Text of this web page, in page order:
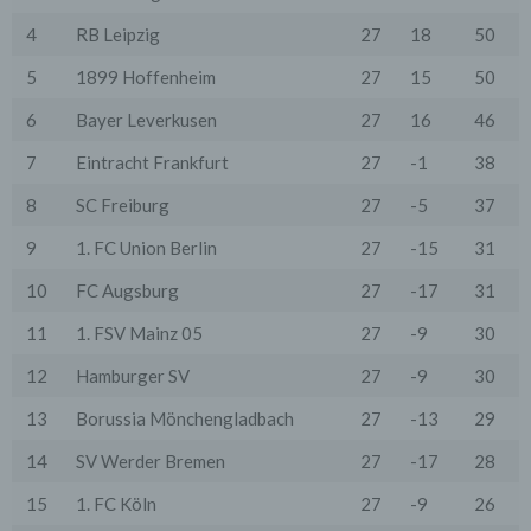
4
RB Leipzig 27 18
50
5
1899 Hoffenheim 27 15
50
6
Bayer Leverkusen 27 16
46
7
Eintracht Frankfurt 27 -1
38
8
SC Freiburg 27 -5
37
9
1. FC Union Berlin 27 -15
31
10
FC Augsburg 27 -17
31
11
1. FSV Mainz 05 27 -9
30
12
Hamburger SV 27 -9
30
13
Borussia Mönchengladbach 27 -13
29
14
SV Werder Bremen 27 -17
28
15
1. FC Köln 27 -9
26
können in den Systemeinstellungen des Browsers
zu Funktionseinschränkungen dieses Onlineangebotes
Cookies von Unternehmen über die US-amerikanische
Seite http://www.youronlinechoices.com/uk/your-ad-
choices/ zu verwalten.
6. Google Analytics
Wir setzen Google Analytics, einen Webanalysedienst
der Google Inc. ("Google") ein. Google verwendet
Informationen über Benutzung des Onlineangebotes
von Google in den USA übertragen und dort
benutzen, um die Nutzung unseres Onlineangebotes
Aktivitäten innerhalb dieses Onlineangebotes